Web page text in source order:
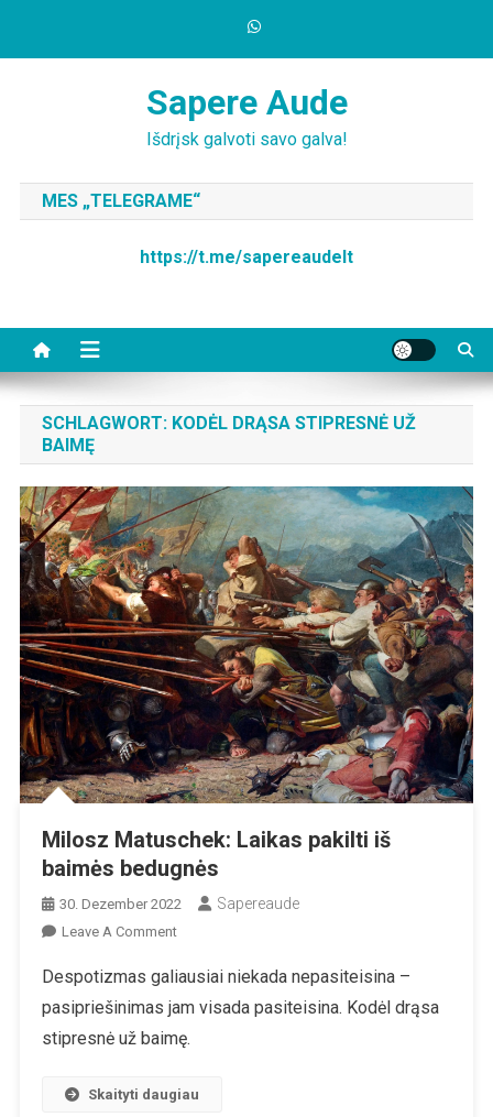
Sapere Aude
Išdrįsk galvoti savo galva!
MES „TELEGRAME“
https://t.me/sapereaudelt
SCHLAGWORT: KODĖL DRĄSA STIPRESNĖ UŽ
BAIMĘ
Milosz Matuschek: Laikas pakilti iš
baimės bedugnės
30. Dezember 2022 Sapereaude
Leave A CommentOn
Matuschek:
Laikas
Pakilti
Despotizmas galiausiai niekada nepasiteisina –
pasipriešinimas jam visada pasiteisina. Kodėl drąsa
stipresnė už baimę.
Skaityti daugiau